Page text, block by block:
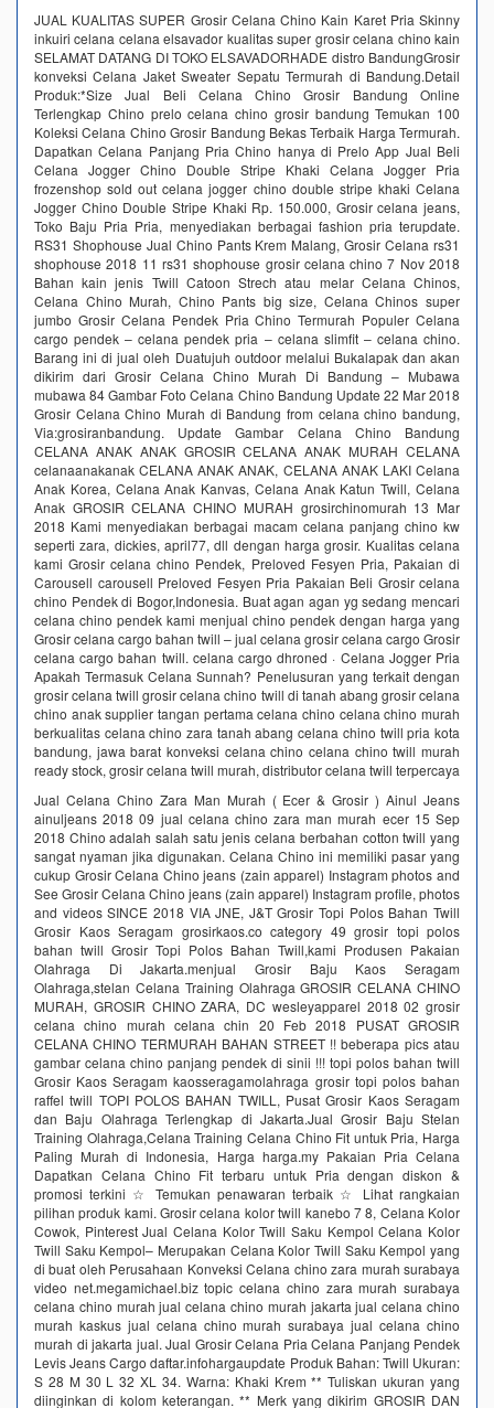
JUAL KUALITAS SUPER Grosir Celana Chino Kain Karet Pria Skinny
inkuiri celana celana elsavador kualitas super grosir celana chino kain
SELAMAT DATANG DI TOKO ELSAVADORHADE distro BandungGrosir
konveksi Celana Jaket Sweater Sepatu Termurah di Bandung.Detail
Produk:*Size Jual Beli Celana Chino Grosir Bandung Online
Terlengkap Chino prelo celana chino grosir bandung Temukan 100
Koleksi Celana Chino Grosir Bandung Bekas Terbaik Harga Termurah.
Dapatkan Celana Panjang Pria Chino hanya di Prelo App Jual Beli
Celana Jogger Chino Double Stripe Khaki Celana Jogger Pria
frozenshop sold out celana jogger chino double stripe khaki Celana
Jogger Chino Double Stripe Khaki Rp. 150.000, Grosir celana jeans,
Toko Baju Pria Pria, menyediakan berbagai fashion pria terupdate.
RS31 Shophouse Jual Chino Pants Krem Malang, Grosir Celana rs31
shophouse 2018 11 rs31 shophouse grosir celana chino 7 Nov 2018
Bahan kain jenis Twill Catoon Strech atau melar Celana Chinos,
Celana Chino Murah, Chino Pants big size, Celana Chinos super
jumbo Grosir Celana Pendek Pria Chino Termurah Populer Celana
cargo pendek – celana pendek pria – celana slimfit – celana chino.
Barang ini di jual oleh Duatujuh outdoor melalui Bukalapak dan akan
dikirim dari Grosir Celana Chino Murah Di Bandung – Mubawa
mubawa 84 Gambar Foto Celana Chino Bandung Update 22 Mar 2018
Grosir Celana Chino Murah di Bandung from celana chino bandung,
Via:grosiranbandung. Update Gambar Celana Chino Bandung
CELANA ANAK ANAK GROSIR CELANA ANAK MURAH CELANA
celanaanakanak CELANA ANAK ANAK, CELANA ANAK LAKI Celana
Anak Korea, Celana Anak Kanvas, Celana Anak Katun Twill, Celana
Anak GROSIR CELANA CHINO MURAH grosirchinomurah 13 Mar
2018 Kami menyediakan berbagai macam celana panjang chino kw
seperti zara, dickies, april77, dll dengan harga grosir. Kualitas celana
kami Grosir celana chino Pendek, Preloved Fesyen Pria, Pakaian di
Carousell carousell Preloved Fesyen Pria Pakaian Beli Grosir celana
chino Pendek di Bogor,Indonesia. Buat agan agan yg sedang mencari
celana chino pendek kami menjual chino pendek dengan harga yang
Grosir celana cargo bahan twill – jual celana grosir celana cargo Grosir
celana cargo bahan twill. celana cargo dhroned · Celana Jogger Pria
Apakah Termasuk Celana Sunnah? Penelusuran yang terkait dengan
grosir celana twill grosir celana chino twill di tanah abang grosir celana
chino anak supplier tangan pertama celana chino celana chino murah
berkualitas celana chino zara tanah abang celana chino twill pria kota
bandung, jawa barat konveksi celana chino celana chino twill murah
ready stock, grosir celana twill murah, distributor celana twill terpercaya
Jual Celana Chino Zara Man Murah ( Ecer & Grosir ) Ainul Jeans
ainuljeans 2018 09 jual celana chino zara man murah ecer 15 Sep
2018 Chino adalah salah satu jenis celana berbahan cotton twill yang
sangat nyaman jika digunakan. Celana Chino ini memiliki pasar yang
cukup Grosir Celana Chino jeans (zain apparel) Instagram photos and
See Grosir Celana Chino jeans (zain apparel) Instagram profile, photos
and videos SINCE 2018 VIA JNE, J&T Grosir Topi Polos Bahan Twill
Grosir Kaos Seragam grosirkaos.co category 49 grosir topi polos
bahan twill Grosir Topi Polos Bahan Twill,kami Produsen Pakaian
Olahraga Di Jakarta.menjual Grosir Baju Kaos Seragam
Olahraga,stelan Celana Training Olahraga GROSIR CELANA CHINO
MURAH, GROSIR CHINO ZARA, DC wesleyapparel 2018 02 grosir
celana chino murah celana chin 20 Feb 2018 PUSAT GROSIR
CELANA CHINO TERMURAH BAHAN STREET !! beberapa pics atau
gambar celana chino panjang pendek di sinii !!! topi polos bahan twill
Grosir Kaos Seragam kaosseragamolahraga grosir topi polos bahan
raffel twill TOPI POLOS BAHAN TWILL, Pusat Grosir Kaos Seragam
dan Baju Olahraga Terlengkap di Jakarta.Jual Grosir Baju Stelan
Training Olahraga,Celana Training Celana Chino Fit untuk Pria, Harga
Paling Murah di Indonesia, Harga harga.my Pakaian Pria Celana
Dapatkan Celana Chino Fit terbaru untuk Pria dengan diskon &
promosi terkini ☆ Temukan penawaran terbaik ☆ Lihat rangkaian
pilihan produk kami. Grosir celana kolor twill kanebo 7 8, Celana Kolor
Cowok, Pinterest Jual Celana Kolor Twill Saku Kempol Celana Kolor
Twill Saku Kempol– Merupakan Celana Kolor Twill Saku Kempol yang
di buat oleh Perusahaan Konveksi Celana chino zara murah surabaya
video net.megamichael.biz topic celana chino zara murah surabaya
celana chino murah jual celana chino murah jakarta jual celana chino
murah kaskus jual celana chino murah surabaya jual celana chino
murah di jakarta jual. Jual Grosir Celana Pria Celana Panjang Pendek
Levis Jeans Cargo daftar.infohargaupdate Produk Bahan: Twill Ukuran:
S 28 M 30 L 32 XL 34. Warna: Khaki Krem ** Tuliskan ukuran yang
diinginkan di kolom keterangan. ** Merk yang dikirim GROSIR DAN